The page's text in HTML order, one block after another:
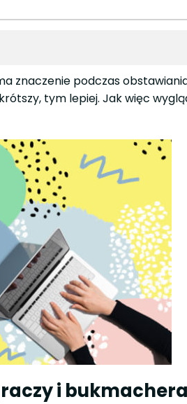
znaczenie podczas
tym lepiej. Jak więc
i